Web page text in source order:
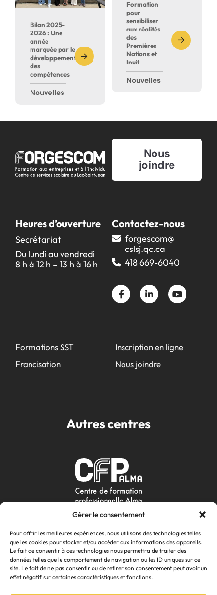
Gérer le consentement
Pour offrir les meilleures expériences, nous utilisons des technologies telles
que les cookies pour stocker et/ou accéder aux informations des appareils.
Le fait de consentir à ces technologies nous permettra de traiter des
données telles que le comportement de navigation ou les ID uniques sur ce
site. Le fait de ne pas consentir ou de retirer son consentement peut avoir un
effet négatif sur certaines caractéristiques et fonctions.
Bilan 2025-
2026 : Une
année
marquée par le
développement
des
compétences
Nouvelles
Formation
pour
sensibiliser
aux réalités
des
Premières
Nations et
Inuit
Nouvelles
Nous
joindre
Heures d’ouverture
Secrétariat
Du lundi au vendredi
8 h à 12 h – 13 h à 16 h
Contactez-nous
forgescom@​
cslsj.qc.ca
418 669-6040
Formations SST
Francisation
Inscription en ligne
Nous joindre
Autres centres